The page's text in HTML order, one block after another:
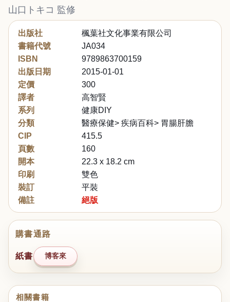
山口トキコ 監修
出版社
楓葉社文化事業有限公司
書籍代號
JA034
ISBN
9789863700159
出版日期
2015-01-01
定價
300
譯者
高智賢
系列
健康DIY
分類
醫療保健> 疾病百科> 胃腸肝膽
CIP
415.5
頁數
160
開本
22.3 x 18.2 cm
印刷
雙色
裝訂
平裝
備註
絕版
購書通路
紙書 博客來
相關書籍